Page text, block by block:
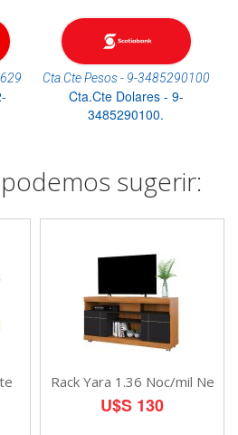
Cta.Cte Pesos - 9-3485290100
Cta.Cte Dolares - 9-
3485290100.
sugerir:
Rack Yara 1.36 Noc/mil Ne
U$S 130